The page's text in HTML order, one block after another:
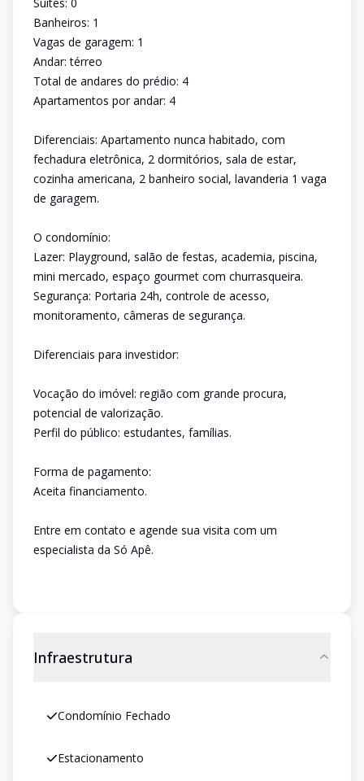
Banheiros: 1
Vagas de garagem: 1
Andar: térreo
Total de andares do prédio: 4
Apartamentos por andar: 4
Diferenciais: Apartamento nunca habitado, com
fechadura eletrônica, 2 dormitórios, sala de estar,
cozinha americana, 2 banheiro social, lavanderia 1 vaga
de garagem.
O condomínio:
Lazer: Playground, salão de festas, academia, piscina,
mini mercado, espaço gourmet com churrasqueira.
Segurança: Portaria 24h, controle de acesso,
monitoramento, câmeras de segurança.
Diferenciais para investidor:
Vocação do imóvel: região com grande procura,
potencial de valorização.
Perfil do público: estudantes, famílias.
Forma de pagamento:
Aceita financiamento.
Entre em contato e agende sua visita com um
especialista da Só Apê.
Infraestrutura
Condomínio Fechado
Estacionamento